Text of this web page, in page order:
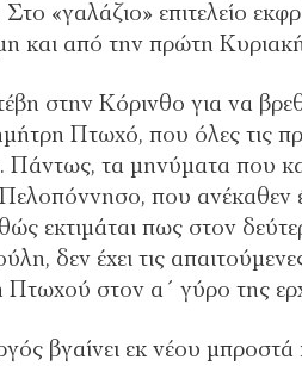
«γαλάζιο» επιτελείο
και από την πρώτη
στην Κόρινθο για να
Πτωχό, που όλες τις
Πάντως, τα μηνύματα που
που ανέκαθεν
εκτιμάται πως στον
δεν έχει τις
στον α΄ γύρο της
βγαίνει εκ νέου μπροστά